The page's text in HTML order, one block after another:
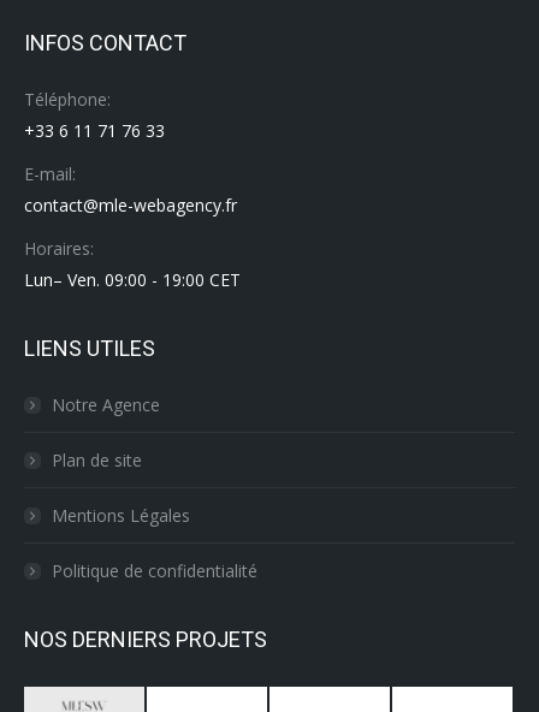
INFOS CONTACT
Téléphone:
+33 6 11 71 76 33
E-mail:
contact@mle-webagency.fr
Horaires:
Lun– Ven. 09:00 - 19:00 CET
LIENS UTILES
Notre Agence
Plan de site
Mentions Légales
Politique de confidentialité
NOS DERNIERS PROJETS